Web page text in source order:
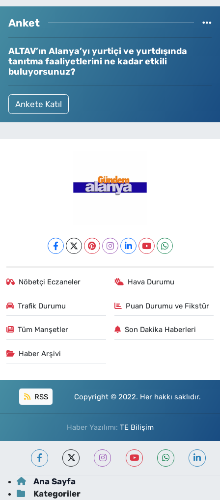
Anket
ALTAV’ın Alanya’yı yurtiçi ve yurtdışında
tanıtma faaliyetlerini ne kadar etkili
buluyorsunuz?
Ankete Katıl
Nöbetçi Eczaneler Hava Durumu
Trafik Durumu Puan Durumu ve Fikstür
Tüm Manşetler Son Dakika Haberleri
Haber Arşivi
RSS Copyright © 2022. Her hakkı saklıdır.
Haber Yazılımı: TE Bilişim
Ana Sayfa
Kategoriler